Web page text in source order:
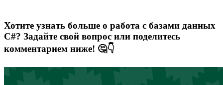
Хотите узнать больше о работа с базами данных
С#? Задайте свой вопрос или поделитесь
комментарием ниже! 🤔👇